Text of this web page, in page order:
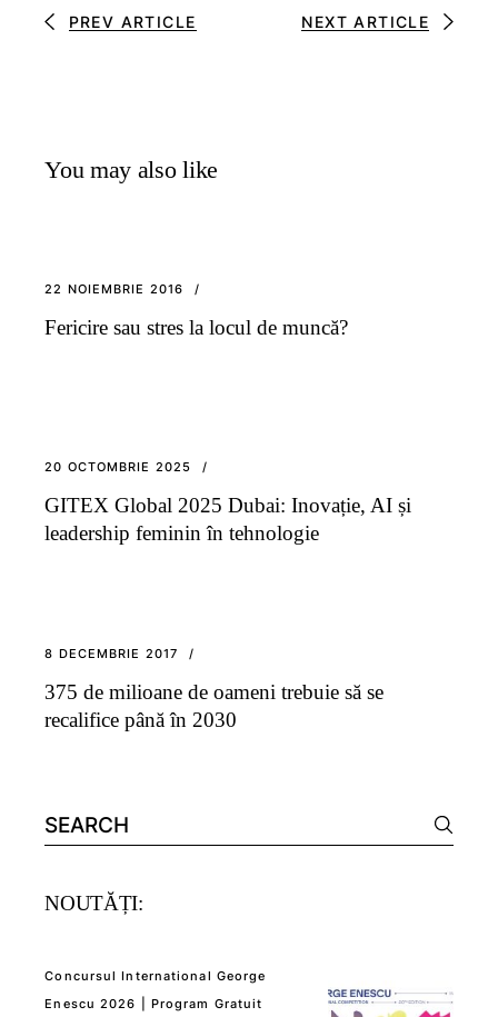
PREV ARTICLE NEXT ARTICLE
You may also like
22 NOIEMBRIE 2016
Fericire sau stres la locul de muncă?
20 OCTOMBRIE 2025
GITEX Global 2025 Dubai: Inovație, AI și
leadership feminin în tehnologie
8 DECEMBRIE 2017
375 de milioane de oameni trebuie să se
recalifice până în 2030
Search
for:
NOUTĂȚI:
Concursul International George
Enescu 2026 | Program Gratuit